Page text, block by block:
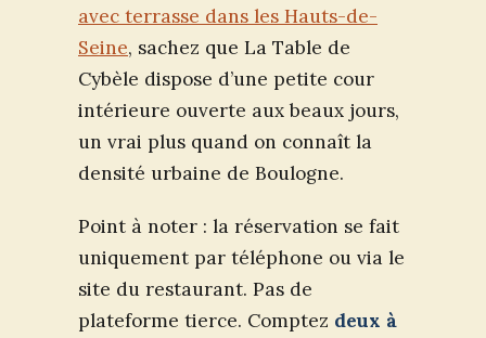
avec terrasse dans les Hauts-de-
Seine, sachez que La Table de
Cybèle dispose d’une petite cour
intérieure ouverte aux beaux jours,
un vrai plus quand on connaît la
densité urbaine de Boulogne.
Point à noter : la réservation se fait
uniquement par téléphone ou via le
site du restaurant. Pas de
plateforme tierce. Comptez deux à